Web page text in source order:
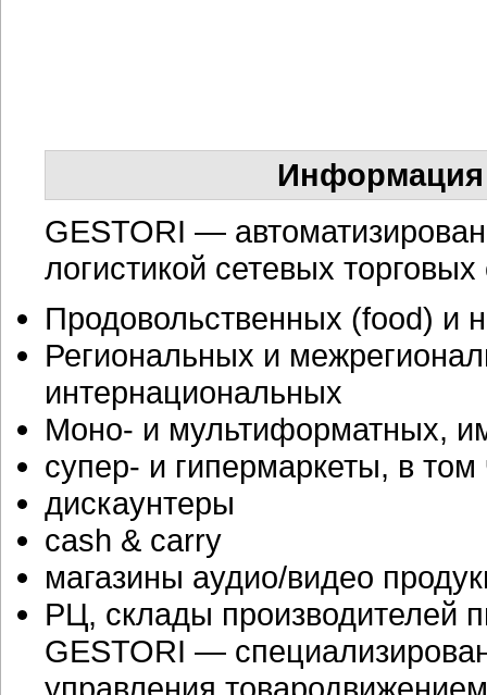
Информация
GESTORI —
логистикой сетевых
Продовольственных (food) и
Региональных и
интернациональных
Моно- и мультиформатных,
супер- и гипермаркеты, в
дискаунтеры
cash & carry
магазины аудио/видео
РЦ, склады производителей
GESTORI —